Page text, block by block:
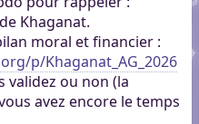
Khaganat.
moral et financier :
p/Khaganat_AG_2026
validez ou non (la
avez encore le temps